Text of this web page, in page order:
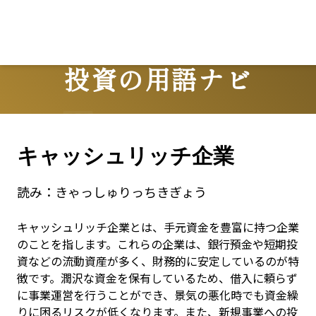
投資の用語ナビ
Terms
キャッシュリッチ企業
読み： きゃっしゅりっちきぎょう
キャッシュリッチ企業とは、手元資金を豊富に持つ企業
のことを指します。これらの企業は、銀行預金や短期投
資などの流動資産が多く、財務的に安定しているのが特
徴です。潤沢な資金を保有しているため、借入に頼らず
に事業運営を行うことができ、景気の悪化時でも資金繰
りに困るリスクが低くなります。また、新規事業への投